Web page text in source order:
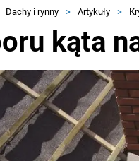
Dachy i rynny > Artykuły >
kąta